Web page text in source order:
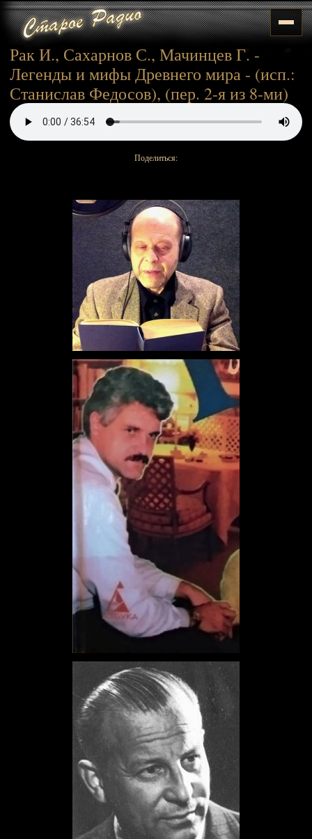
Рак И., Сахарнов С., Мачинцев Г. -
Легенды и мифы Древнего мира - (исп.:
Станислав Федосов), (пер. 2-я из 8-ми)
Поделиться: